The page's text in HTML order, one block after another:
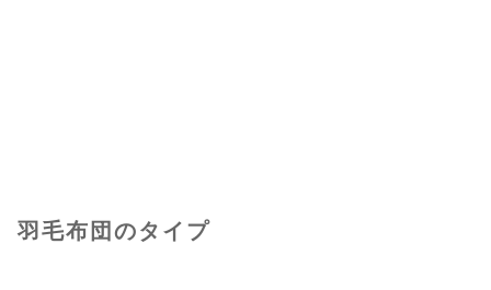
羽毛布団のタイプ